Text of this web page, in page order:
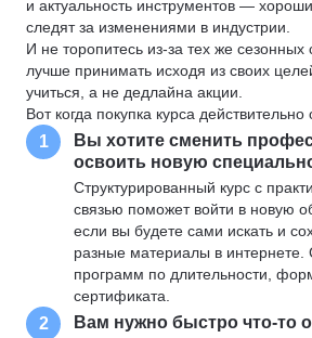
и актуальность инструментов —
следят за изменениями в индустрии.
И не торопитесь из-за тех же
лучше принимать исходя из своих
учиться, а не дедлайна акции.
Вот когда покупка курса
1
Вы хотите сменить
освоить новую
Структурированный курс с
связью поможет войти в новую
если вы будете сами искать и
разные материалы в интернете.
программ по длительности,
сертификата.
2 Вам нужно быстро что-то